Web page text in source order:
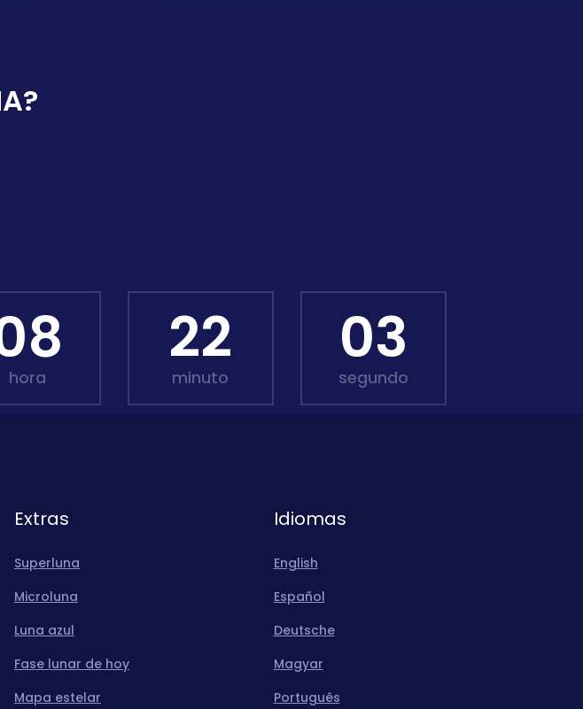
hora
22
minuto
01
segundo
Extras
Superluna
Microluna
Luna azul
Fase lunar de hoy
Mapa estelar
Idiomas
English
Español
Deutsche
Magyar
Português